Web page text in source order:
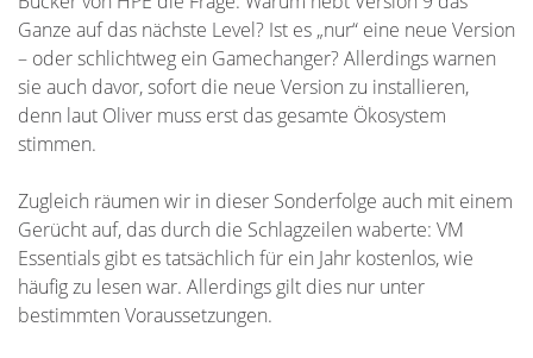
Ganze auf das nächste Level? Ist es „nur“ eine neue Version
– oder schlichtweg ein Gamechanger? Allerdings warnen
sie auch davor, sofort die neue Version zu installieren,
denn laut Oliver muss erst das gesamte Ökosystem
stimmen.
Zugleich räumen wir in dieser Sonderfolge auch mit einem
Gerücht auf, das durch die Schlagzeilen waberte: VM
Essentials gibt es tatsächlich für ein Jahr kostenlos, wie
häufig zu lesen war. Allerdings gilt dies nur unter
bestimmten Voraussetzungen.